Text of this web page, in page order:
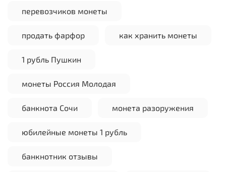
перевозчиков монеты
продать фарфор как хранить монеты
1 рубль Пушкин
монеты Россия Молодая
банкнота Сочи монета разоружения
юбилейные монеты 1 рубль
банкнотник отзывы